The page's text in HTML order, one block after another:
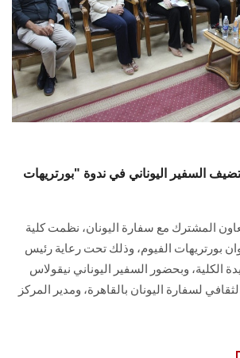
الطلاب
هيئة التدريس
الدراسات العليا
الزائـرون
سجل الان
السفير اليوناني في ندوة "بورتريهات
المشترك مع سفارة اليونان، نظمت كلية
بورتريهات الفيوم، وذلك تحت رعاية رئيس
الكلية، وبحضور السفير اليوناني نيقولاس
لسفارة اليونان بالقاهرة، ومدير المركز